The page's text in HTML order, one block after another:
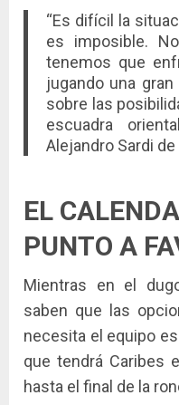
“Es difícil la
es imposible.
tenemos que
jugando una gran
sobre las
escuadra
Alejandro Sardi de
EL
PUNTO A
Mientras en el
saben que las
necesita el equipo
que tendrá Caribes
hasta el final de la